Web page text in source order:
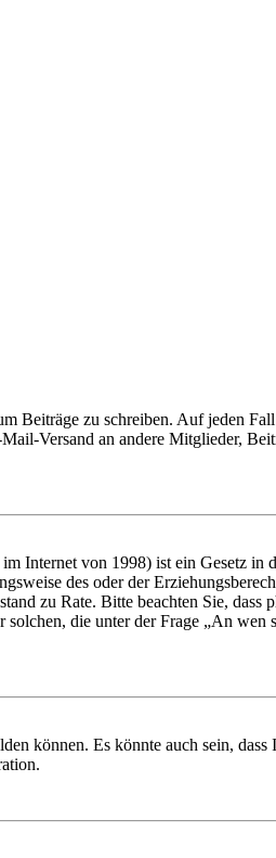
Beiträge zu schreiben. Auf jeden
Versand an andere Mitglieder,
Internet von 1998) ist ein Gesetz in
des oder der
zu Rate. Bitte beachten Sie,
die unter der Frage „An
können. Es könnte auch sein, dass